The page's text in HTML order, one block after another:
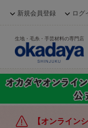
新規会員登録 ログ
生地・毛糸・手芸材料の専門店
【オンライン